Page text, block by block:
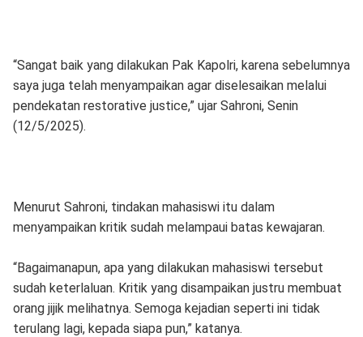
“Sangat baik yang dilakukan Pak Kapolri, karena sebelumnya
saya juga telah menyampaikan agar diselesaikan melalui
pendekatan restorative justice,” ujar Sahroni, Senin
(12/5/2025).
Menurut Sahroni, tindakan mahasiswi itu dalam
menyampaikan kritik sudah melampaui batas kewajaran.
“Bagaimanapun, apa yang dilakukan mahasiswi tersebut
sudah keterlaluan. Kritik yang disampaikan justru membuat
orang jijik melihatnya. Semoga kejadian seperti ini tidak
terulang lagi, kepada siapa pun,” katanya.